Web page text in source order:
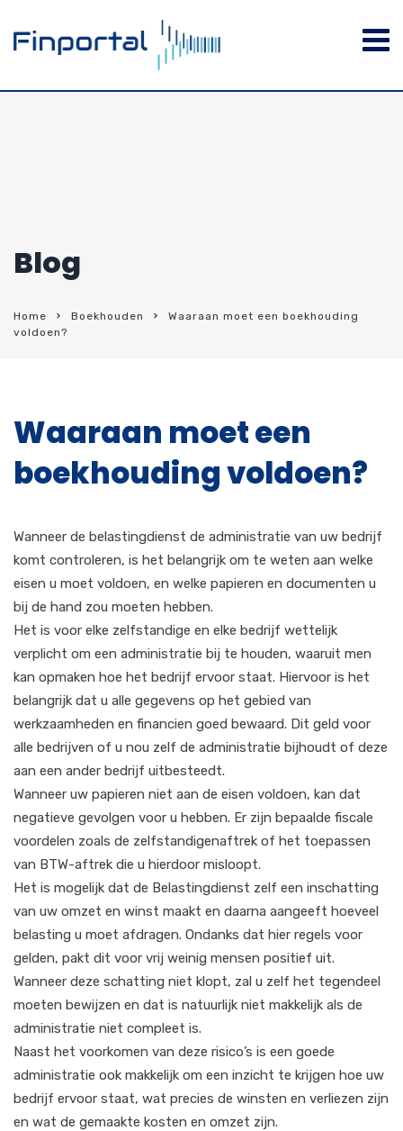
Blog
Home Boekhouden
Waaraan moet een boekhouding
voldoen?
Waaraan moet een
boekhouding voldoen?
Wanneer de belastingdienst de administratie van uw bedrijf
komt controleren, is het belangrijk om te weten aan welke
eisen u moet voldoen, en welke papieren en documenten u
bij de hand zou moeten hebben.
Het is voor elke zelfstandige en elke bedrijf wettelijk
verplicht om een administratie bij te houden, waaruit men
kan opmaken hoe het bedrijf ervoor staat. Hiervoor is het
belangrijk dat u alle gegevens op het gebied van
werkzaamheden en financien goed bewaard. Dit geld voor
alle bedrijven of u nou zelf de administratie bijhoudt of deze
aan een ander bedrijf uitbesteedt.
Wanneer uw papieren niet aan de eisen voldoen, kan dat
negatieve gevolgen voor u hebben. Er zijn bepaalde fiscale
voordelen zoals de zelfstandigenaftrek of het toepassen
van BTW-aftrek die u hierdoor misloopt.
Het is mogelijk dat de Belastingdienst zelf een inschatting
van uw omzet en winst maakt en daarna aangeeft hoeveel
belasting u moet afdragen. Ondanks dat hier regels voor
gelden, pakt dit voor vrij weinig mensen positief uit.
Wanneer deze schatting niet klopt, zal u zelf het tegendeel
moeten bewijzen en dat is natuurlijk niet makkelijk als de
administratie niet compleet is.
Naast het voorkomen van deze risico’s is een goede
administratie ook makkelijk om een inzicht te krijgen hoe uw
bedrijf ervoor staat, wat precies de winsten en verliezen zijn
en wat de gemaakte kosten en omzet zijn.